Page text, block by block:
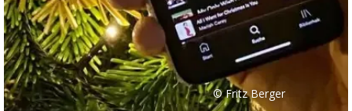
© Fritz Berger